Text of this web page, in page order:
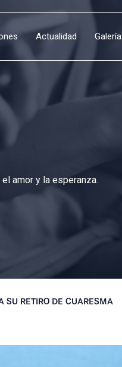
Actualidad Galería
amor y la esperanza.
SU RETIRO DE CUARESMA